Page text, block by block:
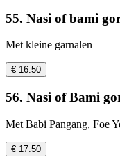
55. Nasi of bami
Met kleine garnalen
€ 16.50
56. Nasi of Bami
Met Babi Pangang, Foe
€ 17.50